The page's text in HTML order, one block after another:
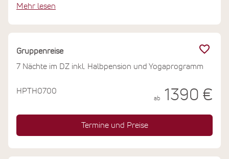
Hinterland. Die Küche verwöhnt Sie mit lokalen
Interpretation.
Mehr lesen
Gruppenreise
7 Nächte im DZ inkl. Halbpension und Yogaprogramm
HPTH0700
ab 1390 €
Termine und Preise